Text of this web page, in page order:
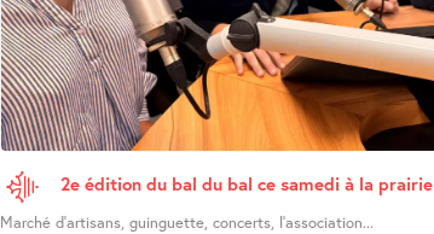
2e édition du bal du bal ce samedi à la prairie
Marché d’artisans, guinguette, concerts, l’association...